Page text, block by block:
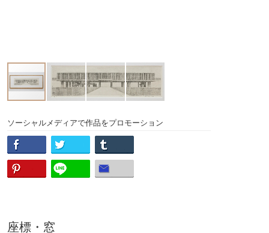
ソーシャルメディアで作品をプロモーション
座標・窓